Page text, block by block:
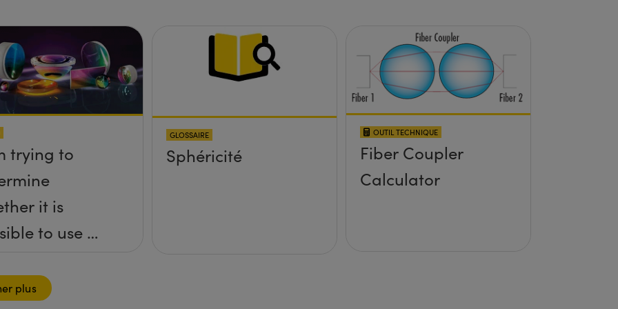
trying to
it is
to use a
a
GLOSSAIRE
Sphéricité
OUTIL TECHNIQUE
Fiber Coupler
Calculator
plus